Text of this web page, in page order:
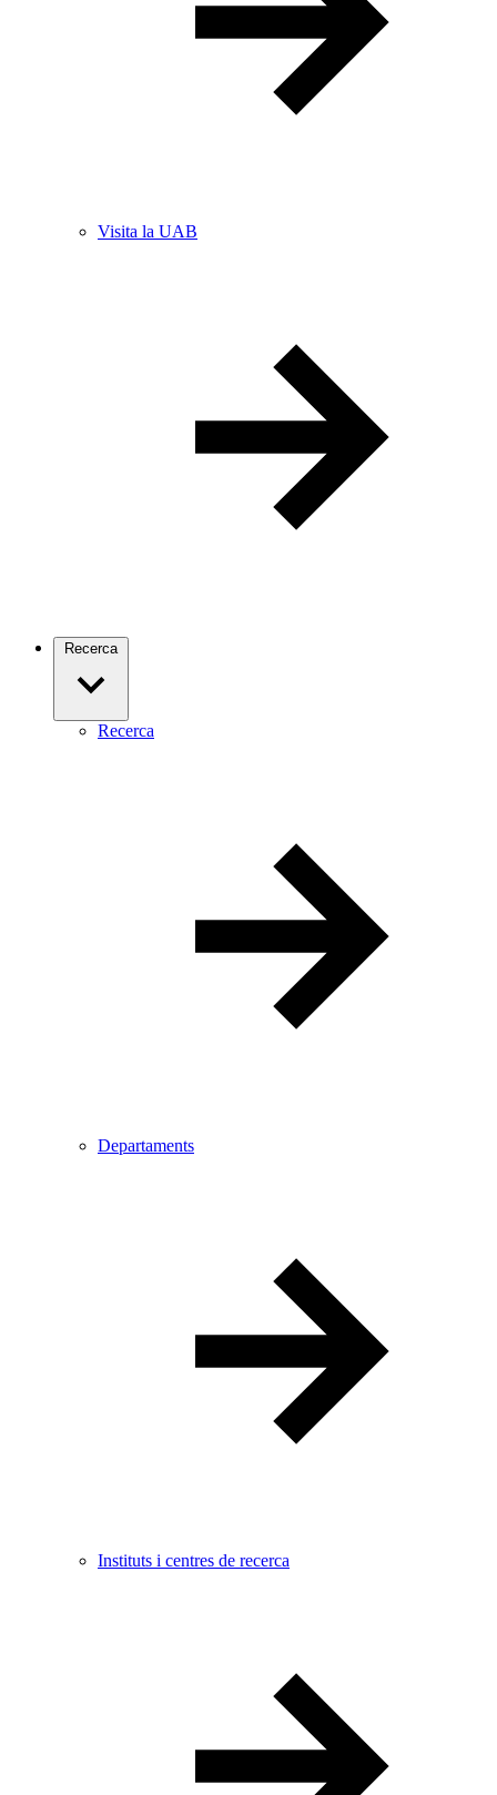
Visita la UAB
Recerca
Recerca
Departaments
Instituts i centres de recerca